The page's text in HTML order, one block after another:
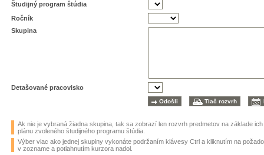
Študijný program štúdia
Ročník
Skupina
Detašované pracovisko
Ak nie je vybraná žiadna skupina, tak sa zobrazí len rozvrh predmetov na základe
plánu zvoleného študijného programu štúdia.
Výber viac ako jednej skupiny vykonáte podržaním klávesy Ctrl a kliknutím na
v zozname a potiahnutím kurzora nadol.